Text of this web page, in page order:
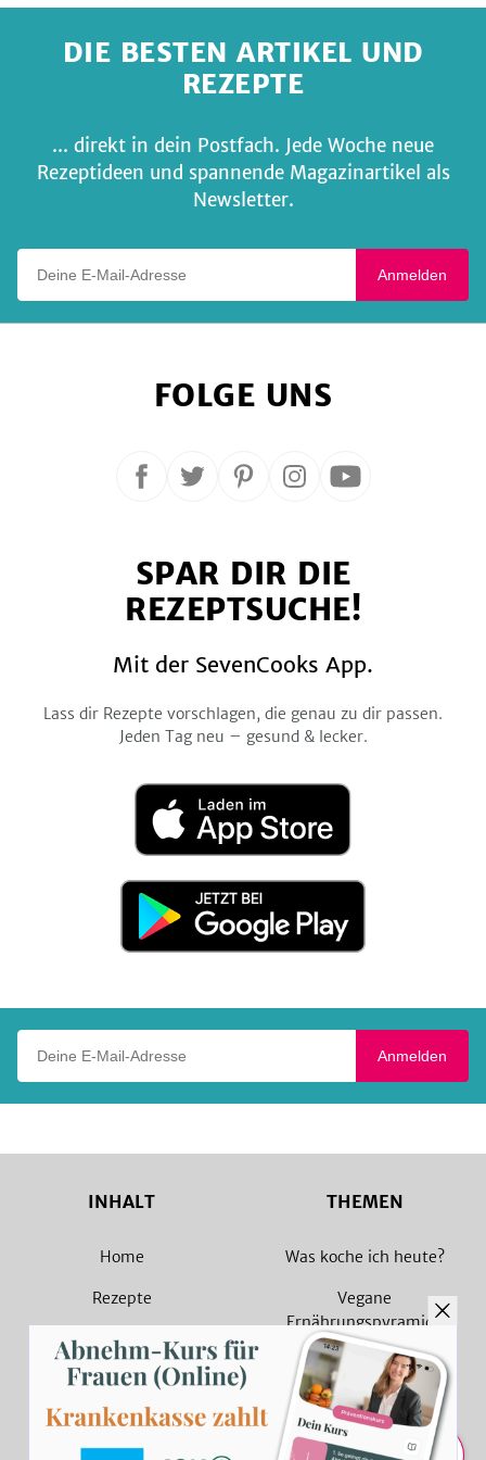
DIE BESTEN ARTIKEL UND
REZEPTE
... direkt in dein Postfach. Jede Woche neue
Rezeptideen und spannende Magazinartikel als
Newsletter.
Anmelden
FOLGE UNS
Folge
Facebook
Folge
Twitter
Folge
Pinterest
Folge
Instagram
Folge
YouTube
SPAR DIR DIE
REZEPTSUCHE!
Mit der SevenCooks App.
Lass dir Rezepte vorschlagen, die genau zu dir passen.
Jeden Tag neu – gesund & lecker.
Laden
im
App
Jetzt
Google
Anmelden
INHALT
Home
Rezepte
Magazin
Sammlungen
Rezept Suche
THEMEN
Was koche ich heute?
Vegane
Ernährungspyramide
Vegane Rezepte
Vegetarische Rezepte